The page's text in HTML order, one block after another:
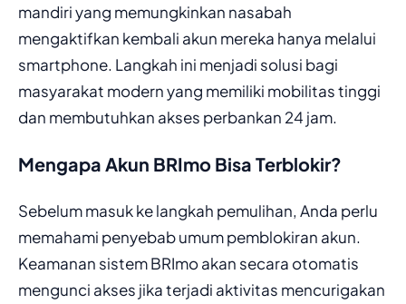
mandiri yang memungkinkan nasabah
mengaktifkan kembali akun mereka hanya melalui
smartphone. Langkah ini menjadi solusi bagi
masyarakat modern yang memiliki mobilitas tinggi
dan membutuhkan akses perbankan 24 jam.
Mengapa Akun BRImo Bisa Terblokir?
Sebelum masuk ke langkah pemulihan, Anda perlu
memahami penyebab umum pemblokiran akun.
Keamanan sistem BRImo akan secara otomatis
mengunci akses jika terjadi aktivitas mencurigakan